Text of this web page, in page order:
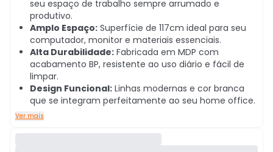
seu espaço de trabalho sempre arrumado e
produtivo.
Amplo Espaço: Superfície de 117cm ideal para seu
computador, monitor e materiais essenciais.
Alta Durabilidade: Fabricada em MDP com
acabamento BP, resistente ao uso diário e fácil de
limpar.
Design Funcional: Linhas modernas e cor branca
que se integram perfeitamente ao seu home office.
Ver mais